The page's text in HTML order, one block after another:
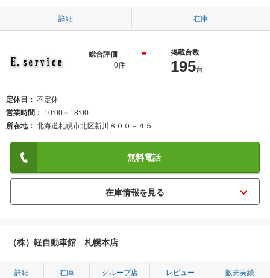
詳細 在庫
総合評価 -
0件
掲載台数
195台
定休日
不定休
営業時間
10:00～18:00
所在地
北海道札幌市北区新川８００－４５
無料電話
（株）軽自動車館 札幌本店
詳細 在庫 グループ店 レビュー 販売実績